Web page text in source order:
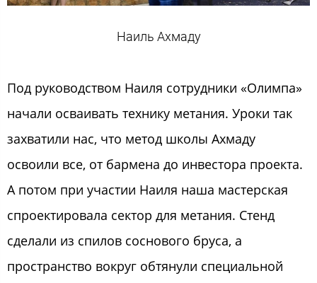
Наиль Ахмаду
Под руководством Наиля сотрудники «Олимпа»
начали осваивать технику метания. Уроки так
захватили нас, что метод школы Ахмаду
освоили все, от бармена до инвестора проекта.
А потом при участии Наиля наша мастерская
спроектировала сектор для метания. Стенд
сделали из спилов соснового бруса, а
пространство вокруг обтянули специальной